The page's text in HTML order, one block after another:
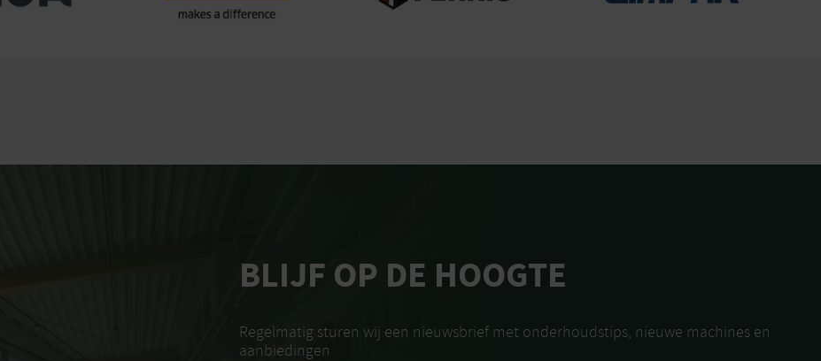
BLIJF OP DE HOOGTE
Regelmatig sturen wij een nieuwsbrief met onderhoudstips, nieuwe machines en
aanbiedingen